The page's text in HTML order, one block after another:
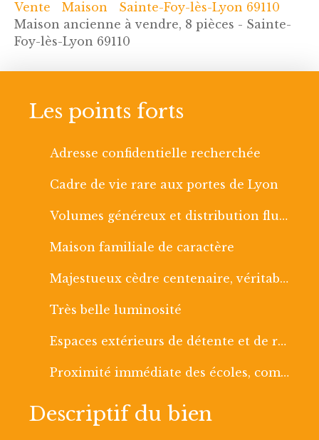
Vente Maison
Sainte-Foy-lès-Lyon 69110
Maison ancienne à vendre, 8 pièces - Sainte-
Foy-lès-Lyon 69110
Les points forts
Adresse confidentielle recherchée
Cadre de vie rare aux portes de Lyon
Volumes généreux et distribution fluide
Maison familiale de caractère
Majestueux cèdre centenaire, véritable signature
Très belle luminosité
Espaces extérieurs de détente et de réception
Proximité immédiate des écoles, commerces et transports
Descriptif du bien